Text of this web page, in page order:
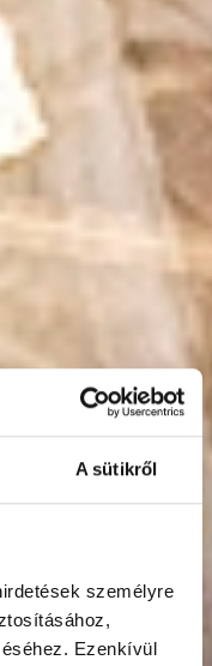
A sütikről
személyre
Ezenkívül